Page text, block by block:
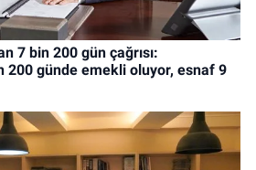
7 bin 200 gün çağrısı:
200 günde emekli oluyor, esnaf 9